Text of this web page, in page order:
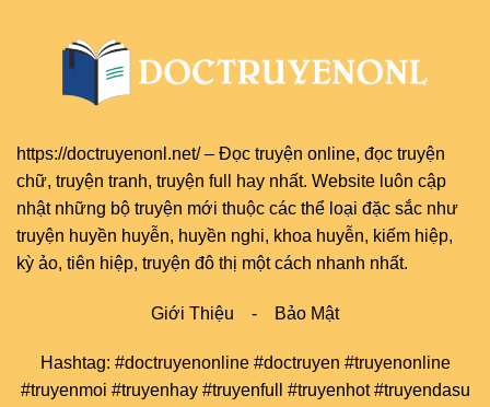
https://doctruyenonl.net/– Đọc truyện online, đọc truyện
chữ, truyện tranh, truyện full
hay nhất. Website luôn cập
nhật những bộ truyện mới thuộc các thể loại đặc sắc như
truyện huyền huyễn, huyền nghi, khoa huyễn, kiếm hiệp,
kỳ ảo, tiên hiệp, truyện đô thị một cách nhanh nhất.
Giới Thiệu - Bảo Mật
Hashtag: #doctruyenonline #doctruyen #truyenonline
#truyenmoi #truyenhay #truyenfull #truyenhot #truyendasu